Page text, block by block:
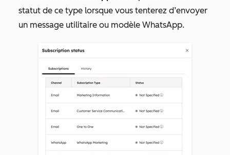
statut de ce type lorsque vous tenterez d’envoyer
un message utilitaire ou modèle WhatsApp.